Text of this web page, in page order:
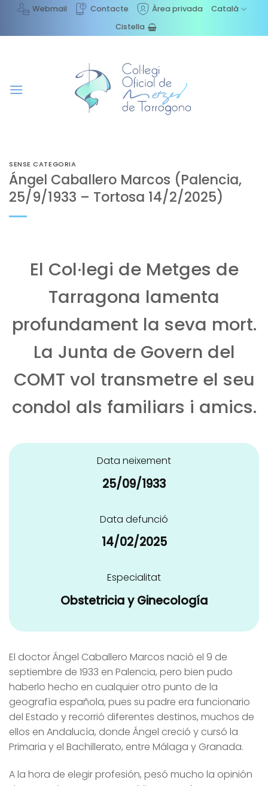
content
Webmail Contacte Àrea privada
Català
Cistella
SENSE CATEGORIA
Ángel Caballero Marcos (Palencia,
25/9/1933 – Tortosa 14/2/2025)
El Col·legi de Metges de
Tarragona lamenta
profundament la seva mort.
La Junta de Govern del
COMT vol transmetre el seu
condol als familiars i amics.
Data neixement
25/09/1933
Data defunció
14/02/2025
Especialitat
Obstetricia y Ginecología
El doctor Ángel Caballero Marcos nació el 9 de
septiembre de 1933 en Palencia, pero bien pudo
haberlo hecho en cualquier otro punto de la
geografía española, pues su padre era funcionario
del Estado y recorrió diferentes destinos, muchos de
ellos en Andalucía, donde Ángel creció y cursó la
Primaria y el Bachillerato, entre Málaga y Granada.
A la hora de elegir profesión, pesó mucho la opinión